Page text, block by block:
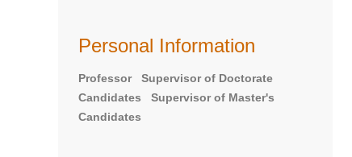
Personal Information
Professor Supervisor of Doctorate
Candidates Supervisor of Master's
Candidates